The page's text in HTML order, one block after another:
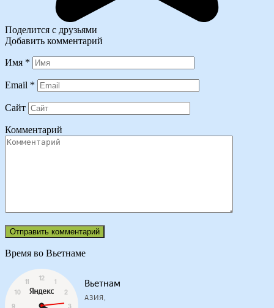
Поделится с друзьями
Добавить комментарий
Имя *
Email *
Сайт
Комментарий
Время во Вьетнаме